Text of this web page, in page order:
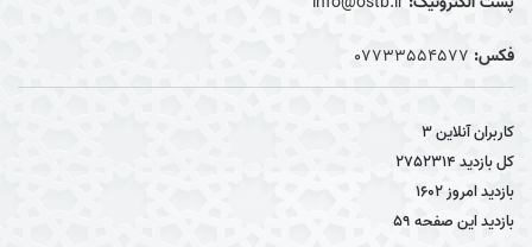
فکس: 07733554577
کاربران آنلاین3
کل بازدید2752314
بازدید امروز1602
بازدید این صفحه59